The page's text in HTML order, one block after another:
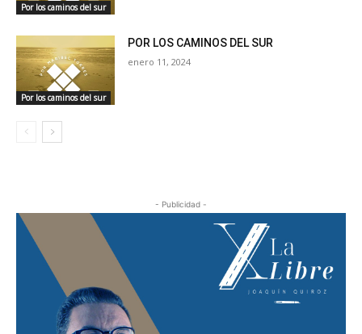
Por los caminos del sur
Por los caminos del sur
POR LOS CAMINOS DEL SUR
enero 11, 2024
- Publicidad -